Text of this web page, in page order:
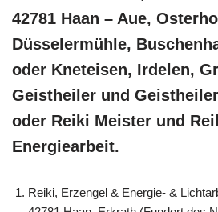
42781 Haan – Aue,
Düsselermühle,
oder Kneteisen, Irdelen,
Geistheiler und
oder Reiki Meister und
Energiearbeit.
Reiki, Erzengel & Energie- &